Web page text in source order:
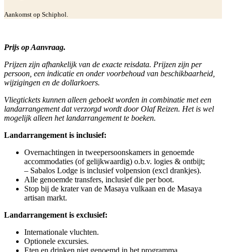
Aankomst op Schiphol.
Prijs op Aanvraag.
Prijzen zijn afhankelijk van de exacte reisdata. Prijzen zijn per
persoon, een indicatie en onder voorbehoud van beschikbaarheid,
wijzigingen en de dollarkoers.
Vliegtickets kunnen alleen geboekt worden in combinatie met een
landarrangement dat verzorgd wordt door Olaf Reizen. Het is wel
mogelijk alleen het landarrangement te boeken.
Landarrangement is inclusief:
Overnachtingen in tweepersoonskamers in genoemde
accommodaties (of gelijkwaardig) o.b.v. logies & ontbijt;
– Sabalos Lodge is inclusief volpension (excl drankjes).
Alle genoemde transfers, inclusief die per boot.
Stop bij de krater van de Masaya vulkaan en de Masaya
artisan markt.
Landarrangement is exclusief:
Internationale vluchten.
Optionele excursies.
Eten en drinken niet genoemd in het programma.